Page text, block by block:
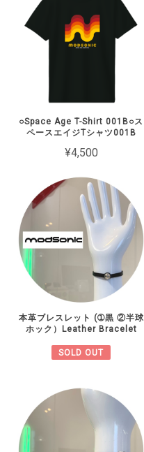
○Space Age T-Shirt 001B○ス
ペースエイジTシャツ001B
¥4,500
本革ブレスレット (➀黒 ②半球
ホック）Leather Bracelet
SOLD OUT